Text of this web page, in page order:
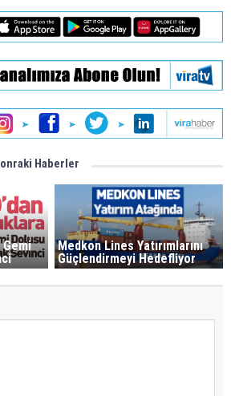
Haberler
Gemi
Medkon Lines Yatırımlarını
Güçlendirmeyi Hedefliyor